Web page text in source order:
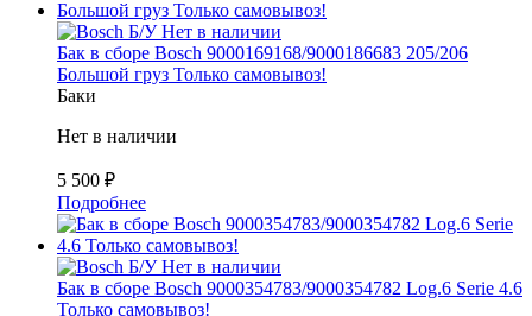
Б/У Нет в наличии
Бак в сборе Bosch 9000169168/9000186683 205/206
Большой груз Только самовывоз!
Баки
Нет в наличии
5 500 ₽
Подробнее
Б/У Нет в наличии
Бак в сборе Bosch 9000354783/9000354782 Log.6 Serie 4.6
Только самовывоз!